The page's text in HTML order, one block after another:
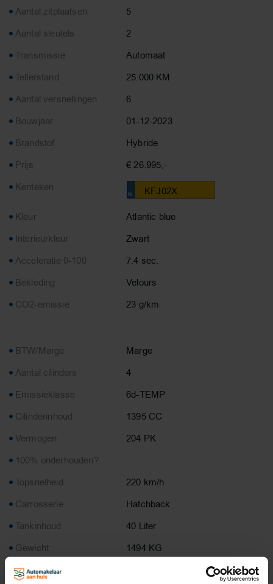
Aantal zitplaatsen
5
Aantal sleutels
2
Transmissie
Automaat
Tellerstand
25.000 KM
Aantal versnellingen
6
Bouwjaar
01-12-2023
Brandstof
Hybride
Prijs
€ 26.995,-
Kenteken
KFJ02X
Kleur
Atlantic blue
Interieurkleur
Zwart
Acceleratie 0-100
7.4 sec.
Bekleding
Velours
CO2-emissie
23 g/km
BTW/Marge
Marge
Aantal cilinders
4
Emissieklasse
6d-TEMP
Cilinderinhoud
1395 CC
Vermogen
204 PK
100% onderhouden?
Topsnelheid
220 km/h
Carrosserie
Hatchback
Tankinhoud
40 Liter
Gewicht
1494 KG
Max. trekgewicht